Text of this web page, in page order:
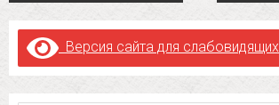
navigation
Версия сайта для слабовидящих